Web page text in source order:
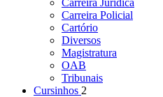
Carreira Policial
Cartório
Diversos
Magistratura
OAB
Tribunais
Cursinhos 2